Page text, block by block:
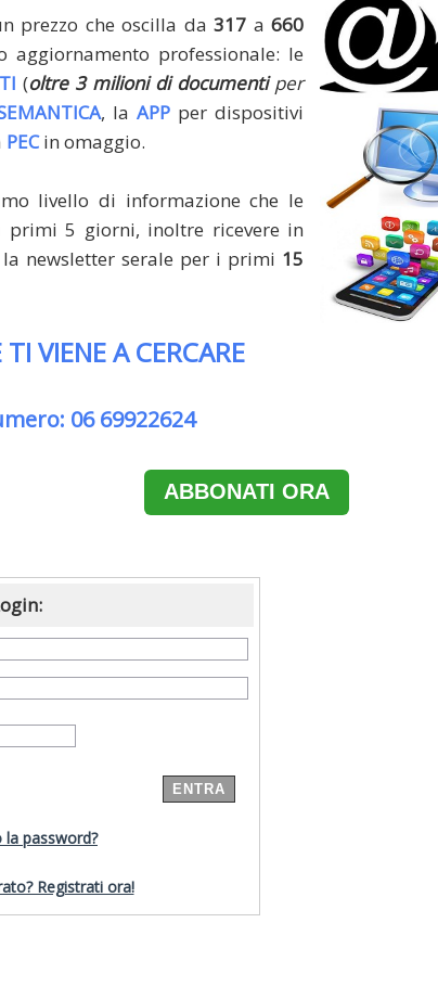
prezzo che oscilla da317 a660
professionale: le
(oltre 3 milioni di documentiper
, la APP per dispositivi
PECin omaggio.
livello di informazione che le
5 giorni, inoltre ricevere in
newsletter serale per i primi 15
VIENE A CERCARE
06 69922624
ABBONATI ORA
la password?
Registrati ora!